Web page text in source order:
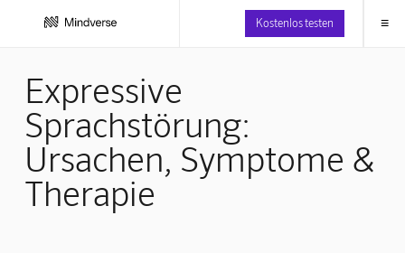
Kostenlos testen ≡
Expressive
Sprachstörung:
Ursachen, Symptome &
Therapie